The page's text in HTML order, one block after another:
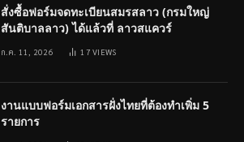
สั่งซื้อฟอร์มจดทะเบียนสมรสลาว (กรมใหญ่
สันติบาลลาว) ได้แล้วที่ ลาวสแควร์
ก.ค. 11, 2026 17VIEWS
งานแบบฟอร์มเอกสารฝั่งไทยที่ต้องทำเพิ่ม 5
รายการ